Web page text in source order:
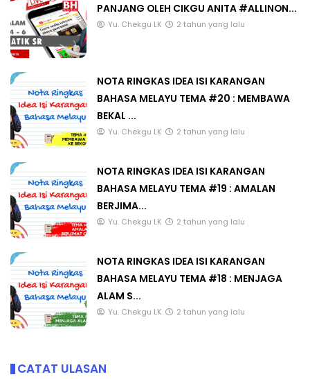
PANJANG OLEH CIKGU ANITA #ALLINON...
Yu. Chekgu LK 2 tahun yang lalu
NOTA RINGKAS IDEA ISI KARANGAN
BAHASA MELAYU TEMA #20 : MEMBAWA
BEKAL ...
Yu. Chekgu LK 2 tahun yang lalu
NOTA RINGKAS IDEA ISI KARANGAN
BAHASA MELAYU TEMA #19 : AMALAN
BERJIMA...
Yu. Chekgu LK 2 tahun yang lalu
NOTA RINGKAS IDEA ISI KARANGAN
BAHASA MELAYU TEMA #18 : MENJAGA
ALAM S...
Yu. Chekgu LK 2 tahun yang lalu
CATAT ULASAN